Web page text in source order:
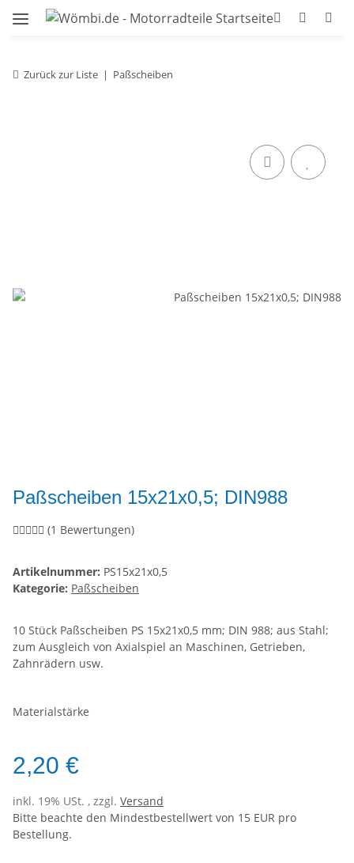
Zurück zur Liste Paßscheiben
Paßscheiben 15x21x0,5; DIN988
(1 Bewertungen)
Artikelnummer: PS15x21x0,5
Kategorie: Paßscheiben
10 Stück Paßscheiben PS 15x21x0,5 mm; DIN 988; aus Stahl;
zum Ausgleich von Axialspiel an Maschinen, Getrieben,
Zahnrädern usw.
Materialstärke
2,20 €
inkl. 19% USt. , zzgl. Versand
Bitte beachte den Mindestbestellwert von 15 EUR pro
Bestellung.